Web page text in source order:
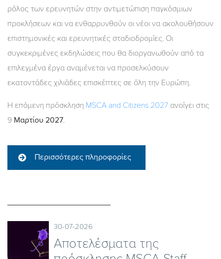
ρόλος των ερευνητών στην αντιμετώπιση παγκόσμιων
προκλήσεων και να ενθαρρυνθούν οι νέοι να ακολουθήσουν
επιστημονικές και ερευνητικές σταδιοδρομίες. Οι
συγκεκριμένες εκδηλώσεις που θα διοργανωθούν από τα
επιλεγμένα έργα αναμένεται να προσελκύσουν
εκατοντάδες χιλιάδες επισκέπτες σε όλη την Ευρώπη.
Η επόμενη πρόσκληση MSCA and Citizens 2027 ανοίγει στις
9 Μαρτίου 2027.
Περισσότερες πληροφορίες
30-07-2026
Αποτελέσματα της